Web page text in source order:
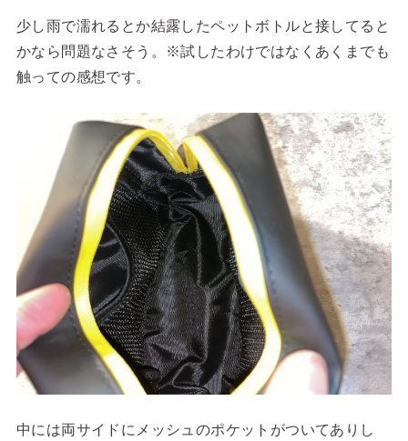
少し雨で濡れるとか結露したペットボトルと接してると
かなら問題なさそう。※試したわけではなくあくまでも
触っての感想です。
中には両サイドにメッシュのポケットがついてありし